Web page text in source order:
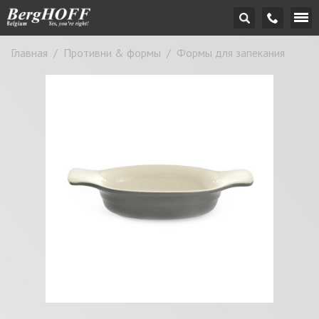
Главная / Противни & формы / Формы для запекания